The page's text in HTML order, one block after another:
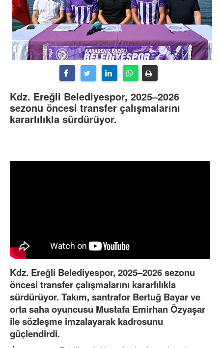
Kdz. Ereğli Belediyespor, 2025–2026
sezonu öncesi transfer çalışmalarını
kararlılıkla sürdürüyor.
Kdz. Ereğli Belediyespor, 2025–2026 sezonu
öncesi transfer çalışmalarını kararlılıkla
sürdürüyor. Takım, santrafor Bertuğ Bayar ve
orta saha oyuncusu Mustafa Emirhan Özyaşar
ile sözleşme imzalayarak kadrosunu
güçlendirdi.